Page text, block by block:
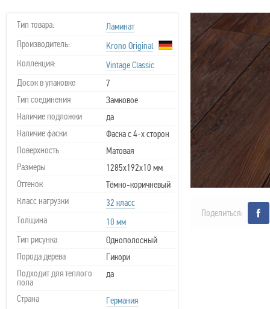
Тип товара:
Ламинат
Производитель:
Krono Original
Коллекция:
Vintage Classic
Досок в упаковке
7
Тип соединения
Замковое
Наличие подложки
да
Наличие фаски
Фаска с 4-х сторон
Поверхность
Матовая
Размеры
1285х192х10 мм
Оттенок
Тёмно-коричневый
Класс нагрузки
32 класс
Толщина
10 мм
Тип рисунка
Однополосный
Порода дерева
Гикори
Подходит для теплого
пола
да
Страна Германия
Поделиться: